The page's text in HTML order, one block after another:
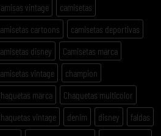
vintage
camisetas
cartoons
camisetas deportivas
disney
Camisetas marca
vintage
champion
marca
Chaquetas multicolor
vintage
denim disney
faldas